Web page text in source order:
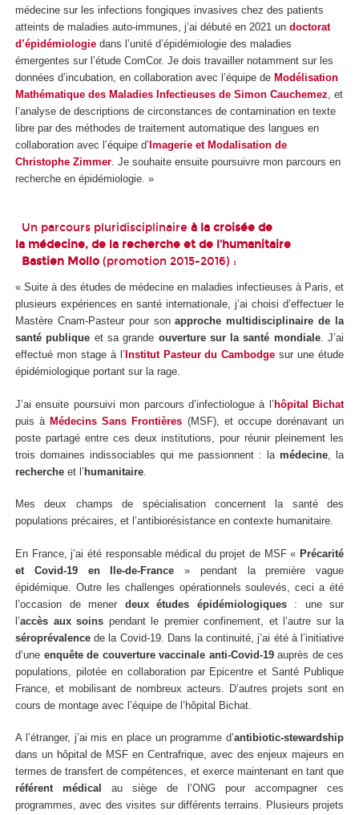
médecine sur les infections fongiques invasives chez des patients
atteints de maladies auto-immunes, j’ai débuté en 2021 un doctorat
d’épidémiologie dans l’unité d’épidémiologie des maladies
émergentes sur l’étude ComCor. Je dois travailler notamment sur les
données d’incubation, en collaboration avec l’équipe de Modélisation
Mathématique des Maladies Infectieuses de Simon Cauchemez , et
l’analyse de descriptions de circonstances de contamination en texte
libre par des méthodes de traitement automatique des langues en
collaboration avec l’équipe d’Imagerie et Modalisation de
Christophe Zimmer . Je souhaite ensuite poursuivre mon parcours en
recherche en épidémiologie. »
Un parcours pluridisciplinaire à la croisée de
la médecine, de la recherche et de l'humanitaire
Bastien Mollo (promotion 2015-2016) :
« Suite à des études de médecine en maladies infectieuses à Paris, et
plusieurs expériences en santé internationale, j’ai choisi d’effectuer le
Mastère Cnam-Pasteur pour sonapproche multidisciplinaire de la
santé publique et sa grande ouverture sur la santé mondiale. J’ai
effectué mon stage à l’ Institut Pasteur du Cambodge sur une étude
épidémiologique portant sur la rage.
J’ai ensuite poursuivi mon parcours d’infectiologue à l’hôpital Bichat
puis àMédecins Sans Frontières (MSF), et occupe dorénavant un
poste partagé entre ces deux institutions, pour réunir pleinement les
trois domaines indissociables qui me passionnent : la médecine , la
recherche et l’humanitaire
Mes deux champs de spécialisation concernent la santé des
populations précaires, et l’antibiorésistance en contexte humanitaire.
En France, j’ai été responsable médical du projet de MSF « Précarité
et Covid-19 en Ile-de-France » pendant la première vague
épidémique. Outre les challenges opérationnels soulevés, ceci a été
l’occasion de mener deux études épidémiologiques: une sur
l’accès aux soins pendant le premier confinement, et l’autre sur la
séroprévalencede la Covid-19. Dans la continuité, j’ai été à l’initiative
d’une enquête de couverture vaccinale anti-Covid-19auprès de ces
populations, pilotée en collaboration par Epicentre et Santé Publique
France, et mobilisant de nombreux acteurs. D’autres projets sont en
cours de montage avec l’équipe de l’hôpital Bichat.
A l’étranger, j’ai mis en place un programme d’antibiotic-stewardship
dans un hôpital de MSF en Centrafrique, avec des enjeux majeurs en
termes de transfert de compétences, et exerce maintenant en tant que
référent médical
au siège de l’ONG pour accompagner ces
programmes, avec des visites sur différents terrains. Plusieurs projets